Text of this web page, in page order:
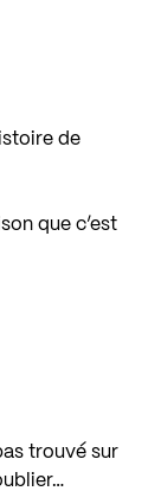
de
que c’est
trouvé sur